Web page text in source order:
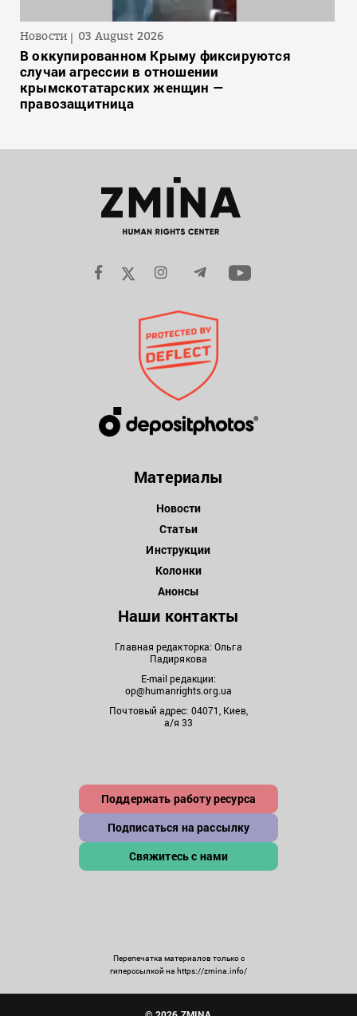
Новости 03 August 2026
В оккупированном Крыму фиксируются
случаи агрессии в отношении
крымскотатарских женщин —
правозащитница
Материалы
Новости
Статьи
Инструкции
Колонки
Анонсы
Наши контакты
Главная редакторка: Ольга
Падирякова
E-mail редакции:
op@humanrights.org.ua
Почтовый адрес: 04071, Киев,
а/я 33
Поддержать работу ресурса
Подписаться на рассылку
Свяжитесь с нами
Перепечатка материалов только с
гиперссылкой на https://zmina.info/